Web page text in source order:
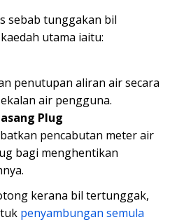
sebab tunggakan bil
utama iaitu:
penutupan aliran air secara
air pengguna.
Plug
pencabutan meter air
bagi menghentikan
kerana bil tertunggak,
penyambungan semula